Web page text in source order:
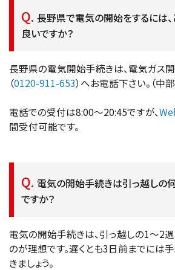
長野県で電気の開始をするには
良いですか？
長野県の電気開始手続きは、電気ガス
（0120-911-653）へお電話下さい。（中
電話での受付は8:00～20:45ですが、
間受付可能です。
電気の開始手続きは引っ越しの
ですか？
電気の開始手続きは、引っ越しの1～2
のが理想です。遅くとも3日前までには
きましょう。